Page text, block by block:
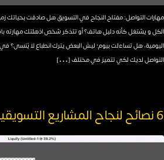
مهارات التواصل: مفتاح النجاح في التسويق هل صادفت
الكل و يشتغل كأنه دليل هاتف؟ أو تتذكر شخص اذهلتك مهارته
التواصل لديك لكي تتميز في مختلف […]
6 نصائح لنجاح المشاريع التسويقية